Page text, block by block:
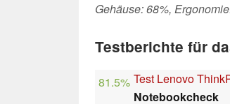
Gehäuse: 68%,
Testberichte für
81.5% Test Lenovo
Notebookcheck